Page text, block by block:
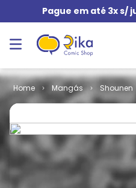
Pague em até 3x s/
Mangás Shounen